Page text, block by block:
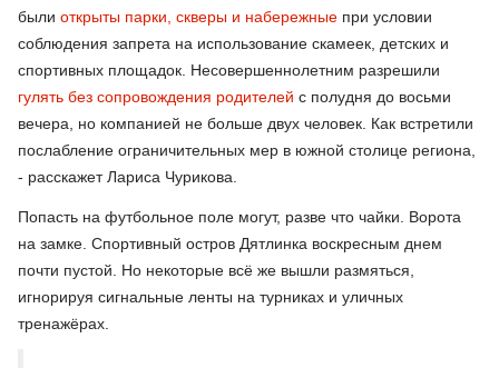
были открыты парки, скверы и набережные при условии
соблюдения запрета на использование скамеек, детских и
спортивных площадок. Несовершеннолетним разрешили
гулять без сопровождения родителей с полудня до восьми
вечера, но компанией не больше двух человек. Как встретили
послабление ограничительных мер в южной столице региона,
- расскажет Лариса Чурикова.
Попасть на футбольное поле могут, разве что чайки. Ворота
на замке. Спортивный остров Дятлинка воскресным днем
почти пустой. Но некоторые всё же вышли размяться,
игнорируя сигнальные ленты на турниках и уличных
тренажёрах.